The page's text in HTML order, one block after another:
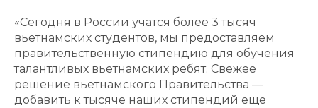
«Сегодня в России учатся более 3 тысяч
вьетнамских студентов, мы предоставляем
правительственную стипендию для обучения
талантливых вьетнамских ребят. Свежее
решение вьетнамского Правительства —
добавить к тысяче наших стипендий еще